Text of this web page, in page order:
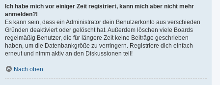
Ich habe mich vor einiger Zeit registriert, kann mich aber nicht mehr
anmelden?!
Es kann sein, dass ein Administrator dein Benutzerkonto aus verschieden
Gründen deaktiviert oder gelöscht hat. Außerdem löschen viele Boards
regelmäßig Benutzer, die für längere Zeit keine Beiträge geschrieben
haben, um die Datenbankgröße zu verringern. Registriere dich einfach
erneut und nimm aktiv an den Diskussionen teil!
Nach oben